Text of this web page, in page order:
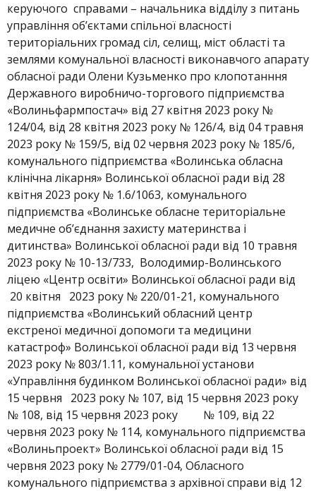
керуючого справами – начальника відділу з питань
управління об’єктами спільної власності
територіальних громад сіл, селищ, міст області та
землями комунальної власності виконавчого апарату
обласної ради Олени Кузьменко про клопотанння
Державного виробничо-торгового підприємства
«Волиньфармпостач» від 27 квітня 2023 року №
124/04, від 28 квітня 2023 року № 126/4, від 04 травня
2023 року № 159/5, від 02 червня 2023 року № 185/6,
комунального підприємства «Волинська обласна
клінічна лікарня» Волинської обласної ради від 28
квітня 2023 року № 1.6/1063, комунального
підприємства «Волинське обласне територіальне
медичне об’єднання захисту материнства і
дитинства» Волинської обласної ради від 10 травня
2023 року № 10-13/733, Володимир-Волинського
ліцею «Центр освіти» Волинської обласної ради від
20 квітня 2023 року № 220/01-21, комунального
підприємства «Волинський обласний центр
екстреної медичної допомоги та медицини
катастроф» Волинської обласної ради від 13 червня
2023 року № 803/1.11, комунальної установи
«Управління будинком Волинської обласної ради» від
15 червня 2023 року № 107, від 15 червня 2023 року
№ 108, від 15 червня 2023 року № 109, від 22
червня 2023 року № 114, комунального підприємства
«Волиньпроект» Волинської обласної ради від 15
червня 2023 року № 2779/01-04, Обласного
комунального підприємства з архівної справи від 12